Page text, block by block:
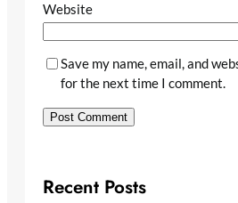
Website
Save my name, email, and
for the next time I comment.
Recent Posts